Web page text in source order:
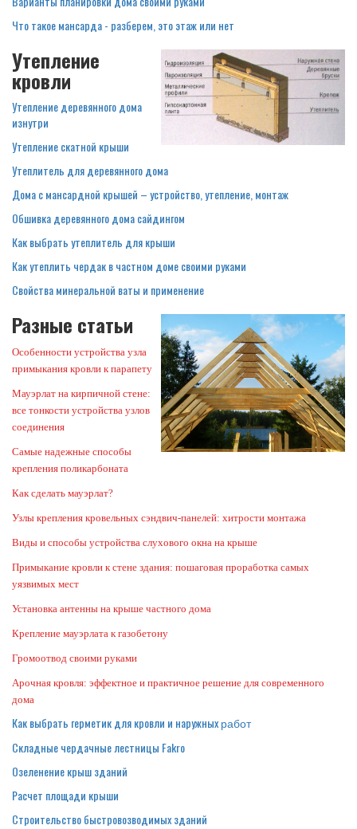
Что такое мансарда - разберем, это этаж или нет
Утепление
кровли
Утепление деревянного дома
изнутри
Утепление скатной крыши
Утеплитель для деревянного дома
Дома с мансардной крышей – устройство, утепление, монтаж
Обшивка деревянного дома сайдингом
Как выбрать утеплитель для крыши
Как утеплить чердак в частном доме своими руками
Свойства минеральной ваты и применение
Разные статьи
Особенности устройства узла
примыкания кровли к парапету
Мауэрлат на кирпичной стене:
все тонкости устройства узлов
соединения
Самые надежные способы
крепления поликарбоната
Как сделать мауэрлат?
Узлы крепления кровельных сэндвич-панелей: хитрости монтажа
Виды и способы устройства слухового окна на крыше
Примыкание кровли к стене здания: пошаговая проработка самых
уязвимых мест
Установка антенны на крыше частного дома
Крепление мауэрлата к газобетону
Громоотвод своими руками
Арочная кровля: эффектное и практичное решение для современного
дома
Как выбрать герметик для кровли и наружных работ
Складные чердачные лестницы Fakro
Озеленение крыш зданий
Расчет площади крыши
Строительство быстровозводимых зданий